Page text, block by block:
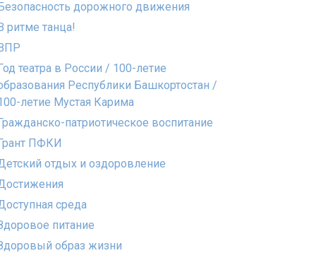
дорожного движения
ритме танца!
театра в России / 100-летие
Республики Башкортостан /
летие Мустая Карима
патриотическое воспитание
ПФКИ
отдых и оздоровление
среда
питание
образ жизни